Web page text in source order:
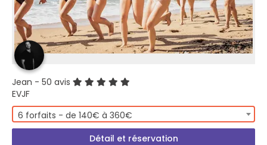
Jean - 50 avis
EVJF
6 forfaits - de 140€ à 360€
Détail et réservation